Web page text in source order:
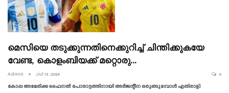
മെസിയെ തടുക്കുന്നതിനെക്കുറിച്ച് ചിന്തിക്കുകയേ
വേണ്ട, കൊളംബിയക്ക് മറ്റൊരു…
Admin Jul 13, 2024 0
കോപ്പ അമേരിക്ക ഫൈനൽ പോരാട്ടത്തിനായി അർജന്റീന ഒരുങ്ങുമ്പോൾ എതിരാളി